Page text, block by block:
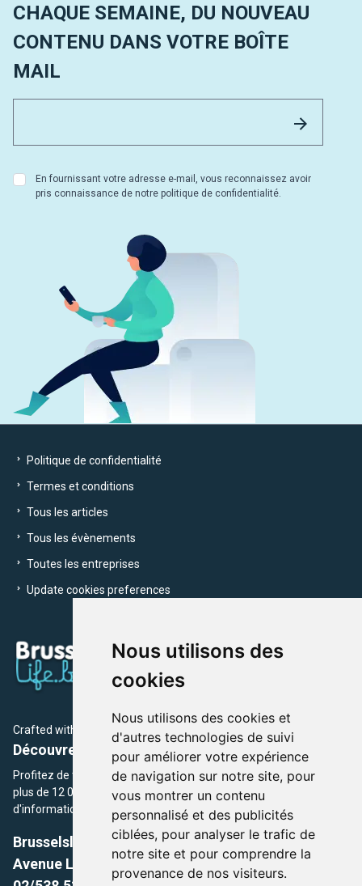
Nous utilisons des
cookies
Nous utilisons des cookies et
d'autres technologies de suivi
pour améliorer votre expérience
de navigation sur notre site, pour
vous montrer un contenu
personnalisé et des publicités
ciblées, pour analyser le trafic de
notre site et pour comprendre la
provenance de nos visiteurs.
CHAQUE SEMAINE, DU NOUVEAU
CONTENU DANS VOTRE BOÎTE
MAIL
En fournissant votre adresse e-mail, vous reconnaissez avoir
pris connaissance de notre politique de confidentialité.
Politique de confidentialité
Termes et conditions
Tous les articles
Tous les évènements
Toutes les entreprises
Update cookies preferences
Crafted with by Brusselslife Team
Découvrez plus de 12 000 adresses et événements
Profitez de toutes les sections de BrusselsLife.be et découvrez
plus de 12 000 adresses et un grand choix d'événements,
d'informations et de conseils et astuces de notre écriture.
Brusselslife.be
Avenue Louise, 500 -1050 Ixelles, Brussels,